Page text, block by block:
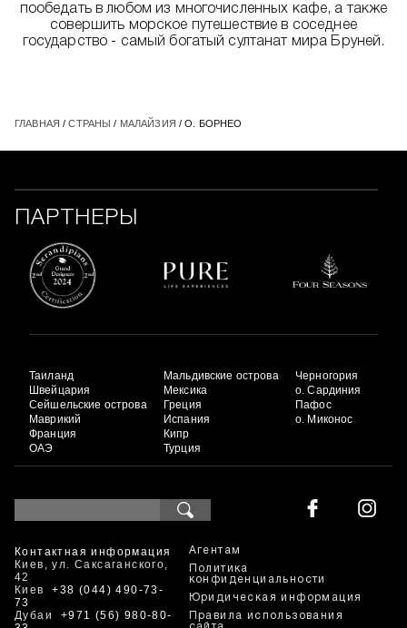
пообедать в любом из многочисленных кафе, а также
совершить морское путешествие в соседнее
государство - самый богатый султанат мира Бруней.
ГЛАВНАЯ /СТРАНЫ / МАЛАЙЗИЯ / О. БОРНЕО
ПАРТНЕРЫ
Таиланд
Швейцария
Сейшельские острова
Маврикий
Франция
ОАЭ
Мальдивские острова
Мексика
Греция
Испания
Кипр
Турция
Черногория
о. Сардиния
Пафос
о. Миконос
Контактная информация
Киев, ул. Саксаганского,
42
Киев+38 (044) 490-73-
73
Дубаи +971 (56) 980-80-
Агентам
Политика
конфиденциальности
Юридическая информация
Правила использования